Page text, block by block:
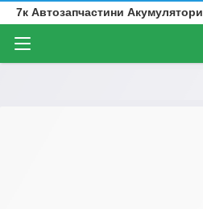
7к Автозапчастини Акумулятори